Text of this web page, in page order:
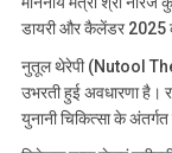
डायरी और कैलेंडर 2025
नुतूल थेरेपी (Nutool
उभरती हुई अवधारणा है।
युनानी चिकित्सा के